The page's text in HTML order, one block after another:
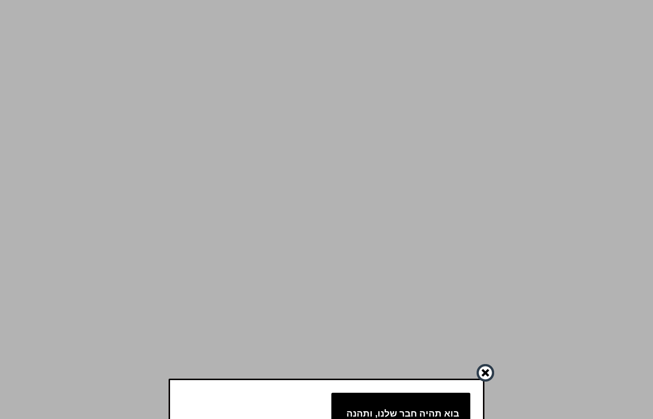
בוא תהיה חבר שלנו, ותהנה